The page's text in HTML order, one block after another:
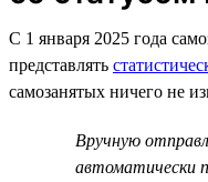
С 1 января 2025 года
представлять
самозанятых ничего не
Вручную
автоматически